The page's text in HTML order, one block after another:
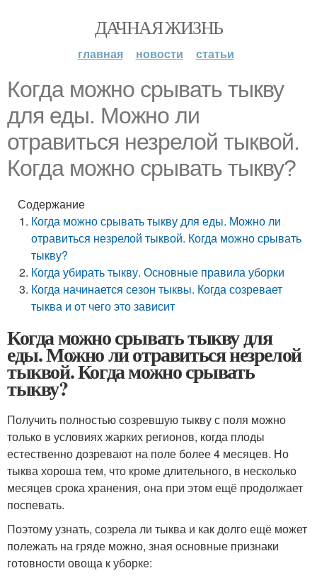
ДАЧНАЯ ЖИЗНЬ
главная новости статьи
Когда можно срывать тыкву
для еды. Можно ли
отравиться незрелой тыквой.
Когда можно срывать тыкву?
Содержание
Когда можно срывать тыкву для еды. Можно ли
отравиться незрелой тыквой. Когда можно срывать
тыкву?
Когда убирать тыкву. Основные правила уборки
Когда начинается сезон тыквы. Когда созревает
тыква и от чего это зависит
Когда можно срывать тыкву для
еды. Можно ли отравиться незрелой
тыквой. Когда можно срывать
тыкву?
Получить полностью созревшую тыкву с поля можно
только в условиях жарких регионов, когда плоды
естественно дозревают на поле более 4 месяцев. Но
тыква хороша тем, что кроме длительного, в несколько
месяцев срока хранения, она при этом ещё продолжает
поспевать.
Поэтому узнать, созрела ли тыква и как долго ещё может
полежать на гряде можно, зная основные признаки
готовности овоща к уборке: